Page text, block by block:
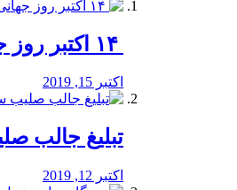
اکتبر 15, 2019
تبلیغ جالب
اکتبر 12, 2019